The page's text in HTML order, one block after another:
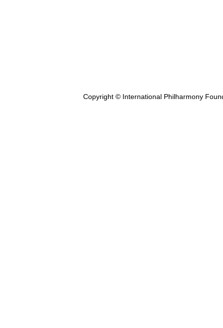
Copyright © International Philharmony